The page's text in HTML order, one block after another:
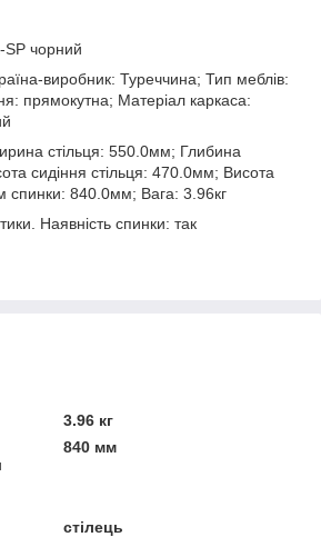
SP чорний
виробник: Туреччина; Тип меблів:
прямокутна; Матеріал каркаса:
стільця: 550.0мм; Глибина
сидіння стільця: 470.0мм; Висота
спинки: 840.0мм; Вага: 3.96кг
Наявність спинки: так
3.96 кг
840 мм
стілець